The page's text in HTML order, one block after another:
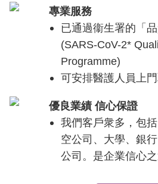
專業服務
已通過衞生署的「品
(SARS-CoV-2*
Programme)
可安排醫護人員上
優良業績 信心保證
我們客戶衆多，包
空公司、大學、銀
公司。是企業信心之